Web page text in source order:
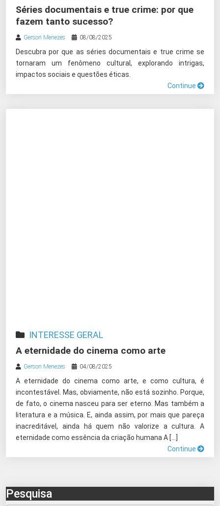
Séries documentais e true crime: por que
fazem tanto sucesso?
Gerson Menezes 08/08/2025
Descubra por que as séries documentais e true crime se
tornaram um fenômeno cultural, explorando intrigas,
impactos sociais e questões éticas.
Continue
INTERESSE GERAL
A eternidade do cinema como arte
Gerson Menezes 04/08/2025
A eternidade do cinema como arte, e como cultura, é
incontestável. Mas, obviamente, não está sozinho. Porque,
de fato, o cinema nasceu para ser eterno. Mas também a
literatura e a música. E, ainda assim, por mais que pareça
inacreditável, ainda há quem não valorize a cultura. A
eternidade como essência da criação humana A […]
Continue
Pesquisa